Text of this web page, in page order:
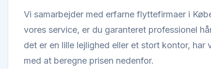
Vi samarbejder med erfarne flyttefirmaer i
vores service, er du garanteret professionel
det er en lille lejlighed eller et stort kontor,
med at beregne prisen nedenfor.